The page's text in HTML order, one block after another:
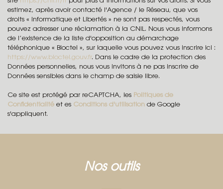
Habitants de 25 à 55 ans 39,77 %
Habitants de plus de 55 ans 32,59 %
Nombre d'enfants par famille
Familles sans enfant 49,02 %
Familles avec 1 ou 2 enfants
Appartements
estimez, après avoir contacté l'Agence / le Réseau, que vos
droits « Informatique et Libertés » ne sont pas respectés, vous
pouvez adresser une réclamation à la CNIL. Nous vous informons
de l’existence de la liste d'opposition au démarchage
téléphonique « Bloctel », sur laquelle vous pouvez vous inscrire ici :
https://www.bloctel.gouv.fr. Dans le cadre de la protection des
Données personnelles, nous vous invitons à ne pas inscrire de
Données sensibles dans le champ de saisie libre.
Ce site est protégé par reCAPTCHA, les Politiques de
Confidentialité et es Conditions d'utilisation de Google
s'appliquent.
nos outils